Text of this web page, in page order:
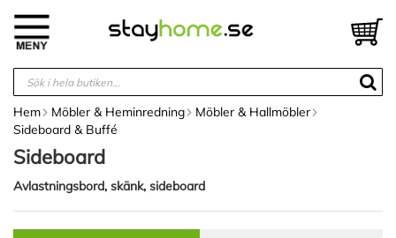
innehållet
Hem Möbler & Heminredning
Möbler & Hallmöbler
Sideboard & Buffé
Sideboard
Avlastningsbord, skänk, sideboard